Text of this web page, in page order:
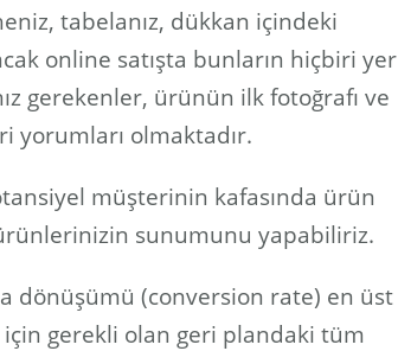
tabelanız, dükkan içindeki
online satışta bunların hiçbiri yer
gerekenler, ürünün ilk fotoğrafı ve
yorumları olmaktadır.
müşterinin kafasında ürün
sunumunu yapabiliriz.
dönüşümü (conversion rate) en üst
gerekli olan geri plandaki tüm